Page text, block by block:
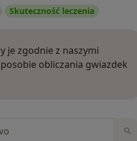
Skuteczność leczenia
je zgodnie z naszymi
obliczania gwiazdek